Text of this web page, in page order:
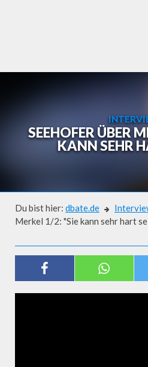
SEEHOFER ÜBER
KANN SEHR
Du bist hier: dbate.de
Merkel 1/2: "Sie kann sehr hart
SEEHOFER ÜBER
KANN SEHR HART